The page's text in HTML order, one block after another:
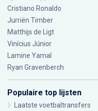
Cristiano Ronaldo
Jurriën Timber
Matthijs de Ligt
Vinícius Júnior
Lamine Yamal
Ryan Gravenberch
Populaire top lijsten
Laatste voetbaltransfers